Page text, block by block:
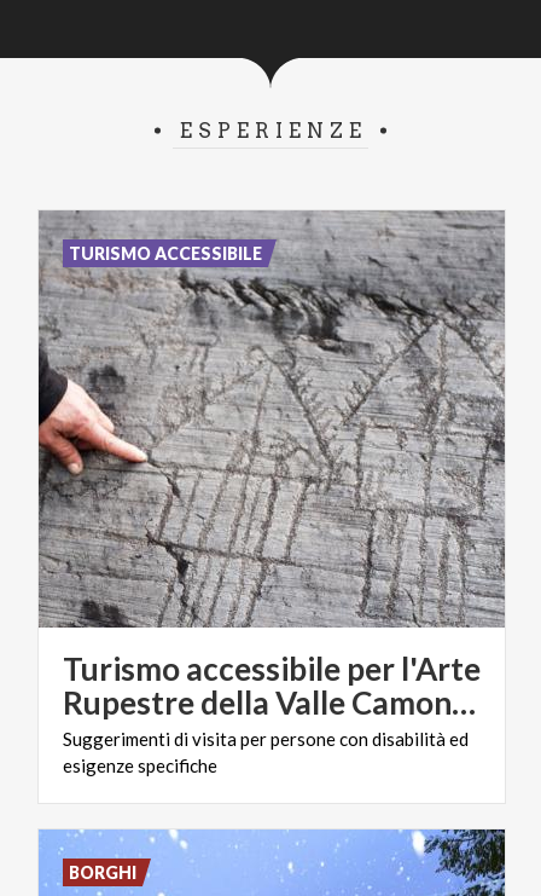
ESPERIENZE
Turismo accessibile per l'Arte
Rupestre della Valle Camonica
Suggerimentidivisitaperpersonecondisabilitàed
esigenzespecifiche
TURISMO ACCESSIBILE
BORGHI